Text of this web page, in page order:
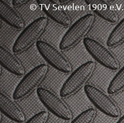
© TV Sevelen 1909 e.V.